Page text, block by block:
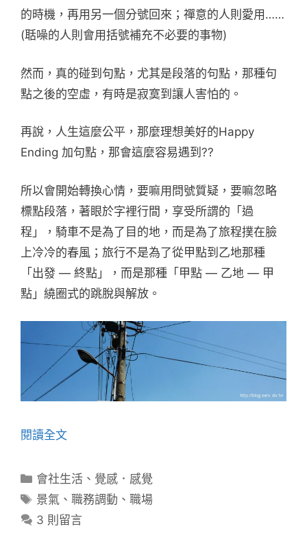
的時機，再用另一個分號回來；禪意的人則愛用……
(聒噪的人則會用括號補充不必要的事物)
然而，真的碰到句點，尤其是段落的句點，那種句
點之後的空虛，有時是寂寞到讓人害怕的。
再說，人生這麼公平，那麼理想美好的Happy
Ending 加句點，那會這麼容易遇到??
所以會開始轉換心情，要嘛用問號質疑，要嘛忽略
標點段落，著眼於字裡行間，享受所謂的「過
程」，騎車不是為了目的地，而是為了旅程撲在臉
上冷冷的春風；旅行不是為了從甲點到乙地那種
「出發 — 終點」，而是那種「甲點 — 乙地 — 甲
點」繞圈式的跳脫與解放。
閱讀全文
分
類
會社生活 、 覺感．感覺
標
籤
景氣 、職務調動 、職場
3 則留言